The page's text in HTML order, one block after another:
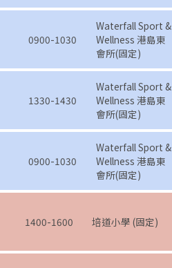
0900-1030
Waterfall Sport &
Wellness 港島東
會所(固定)
1330-1430
Waterfall Sport &
Wellness 港島東
會所(固定)
0900-1030
Waterfall Sport &
Wellness 港島東
會所(固定)
1400-1600 培道小學 (固定)